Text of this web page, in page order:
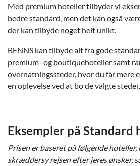
Med premium hoteller tilbyder vi
bedre standard, men det kan også
der kan tilbyde noget helt unikt.
BENNS kan tilbyde alt fra gode
premium- og boutiquehoteller samt
overnatningssteder, hvor du får mere
en oplevelse ved at bo de valgte steder.
Eksempler på Standard
Prisen er baseret på følgende hoteller,
skræddersy rejsen efter jeres ønsker,